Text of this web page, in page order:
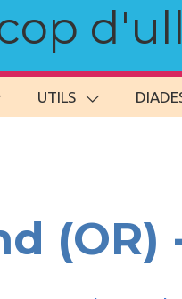
UTILS
(OR)